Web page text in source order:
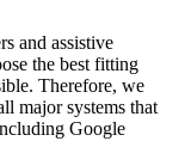
and assistive
the best fitting
Therefore, we
major systems that
Google